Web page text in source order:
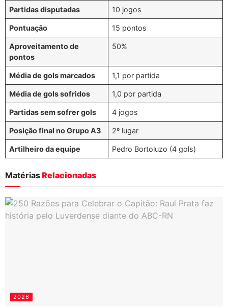
Partidas disputadas 10 jogos
Pontuação 15 pontos
Aproveitamento de
pontos
50%
Média de gols marcados 1,1 por partida
Média de gols sofridos 1,0 por partida
Partidas sem sofrer gols 4 jogos
Posição final no Grupo A3 2º lugar
Artilheiro da equipe Pedro Bortoluzo (4 gols)
MatériasRelacionadas
2026